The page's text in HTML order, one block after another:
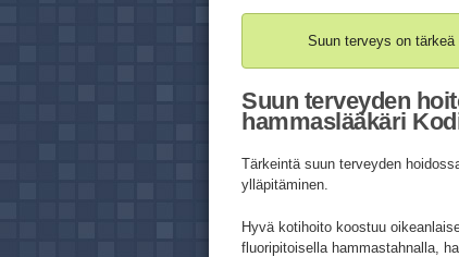
Suun terveys on
Suun terveyden
hammaslääkäri
Tärkeintä suun terveyden
ylläpitäminen.
Hyvä kotihoito koostuu
fluoripitoisella hammastahnalla,